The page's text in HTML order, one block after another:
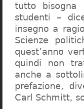
tutto bisogna
studenti –
insegno a
Scienze
quest’anno
quindi non
anche a
prefazione,
Carl Schmitt,